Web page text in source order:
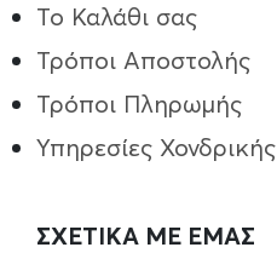
Το Καλάθι σας
Τρόποι Aποστολής
Τρόποι Πληρωμής
Υπηρεσίες Χονδρικής
ΣΧΕΤΙΚΑ ΜΕ ΕΜΑΣ